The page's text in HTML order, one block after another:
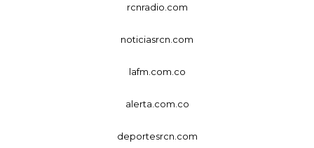
rcnradio.com
noticiasrcn.com
lafm.com.co
alerta.com.co
deportesrcn.com